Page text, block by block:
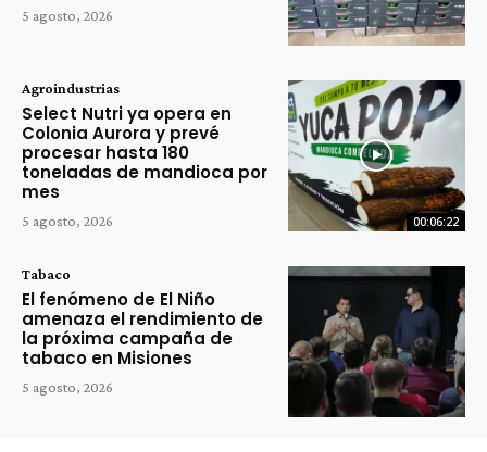
5 agosto, 2026
00:06:22
Agroindustrias
Select Nutri ya opera en
Colonia Aurora y prevé
procesar hasta 180
toneladas de mandioca por
mes
5 agosto, 2026
Tabaco
El fenómeno de El Niño
amenaza el rendimiento de
la próxima campaña de
tabaco en Misiones
5 agosto, 2026